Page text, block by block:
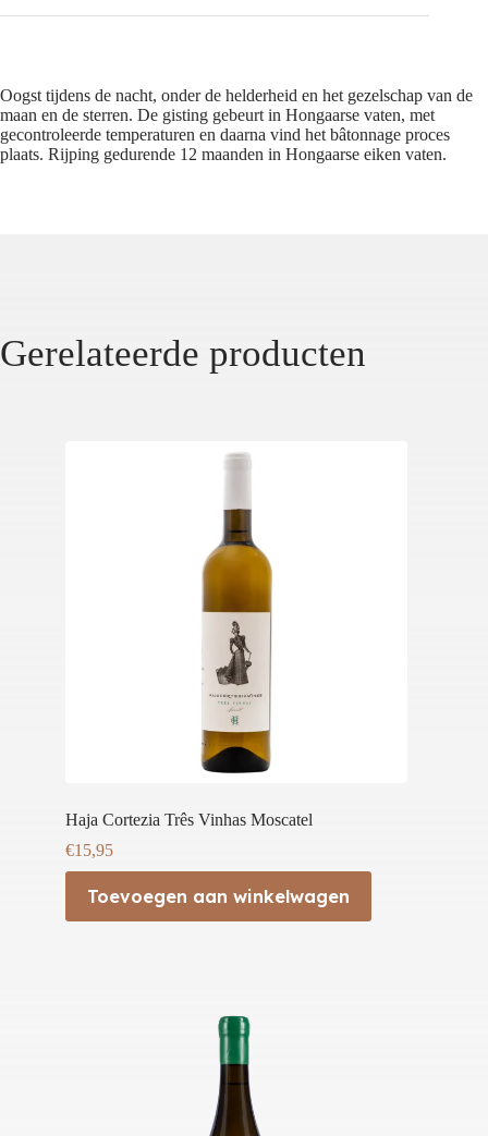
Oogst tijdens de nacht, onder de helderheid en het gezelschap van de
maan en de sterren. De gisting gebeurt in Hongaarse vaten, met
gecontroleerde temperaturen en daarna vind het bâtonnage proces
plaats. Rijping gedurende 12 maanden in Hongaarse eiken vaten.
Gerelateerde producten
Haja Cortezia Três Vinhas Moscatel
€15,95
Toevoegen aan winkelwagen